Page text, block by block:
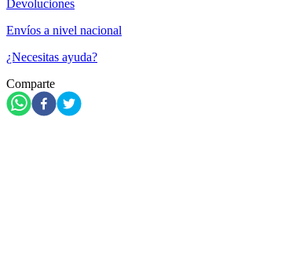
Devoluciones
Envíos a nivel nacional
¿Necesitas ayuda?
Comparte